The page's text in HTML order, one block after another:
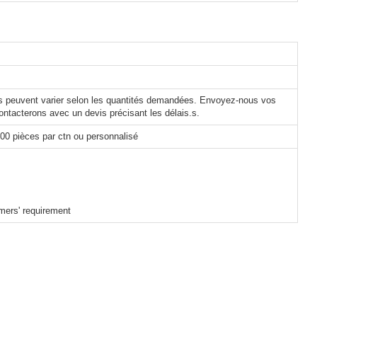
varier selon les quantités demandées. Envoyez-nous vos
avec un devis précisant les délais.s.
pièces par ctn ou personnalisé
requirement